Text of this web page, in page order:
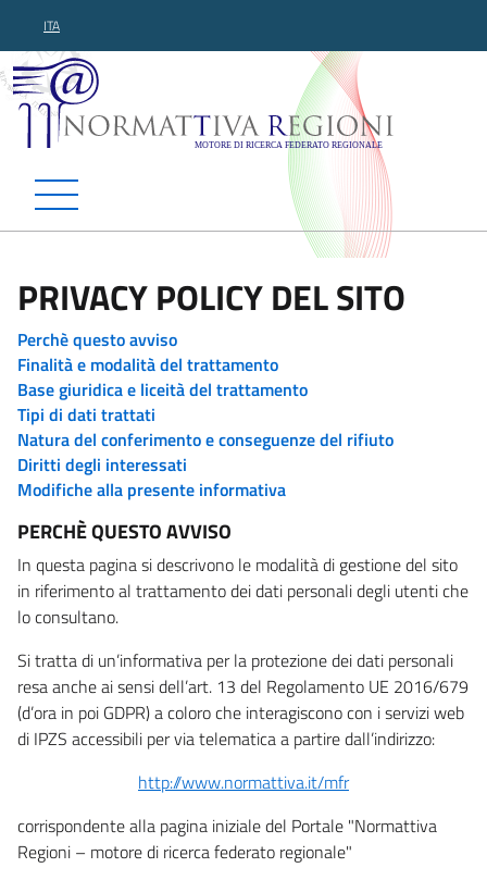
ITA
Normattiva Regioni -
PRIVACY POLICY DEL SITO
Perchè questo avviso
Finalità e modalità del trattamento
Base giuridica e liceità del trattamento
Tipi di dati trattati
Natura del conferimento e conseguenze del rifiuto
Diritti degli interessati
Modifiche alla presente informativa
PERCHÈ QUESTO AVVISO
In questa pagina si descrivono le modalità di gestione del sito
in riferimento al trattamento dei dati personali degli utenti che
lo consultano.
Si tratta di un’informativa per la protezione dei dati personali
resa anche ai sensi dell’art. 13 del Regolamento UE 2016/679
(d’ora in poi GDPR) a coloro che interagiscono con i servizi web
di IPZS accessibili per via telematica a partire dall’indirizzo:
http://www.normattiva.it/mfr
corrispondente alla pagina iniziale del Portale "Normattiva
Regioni – motore di ricerca federato regionale"